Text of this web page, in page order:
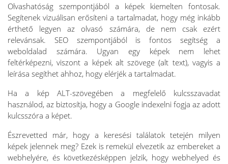
Olvashatóság szempontjából a képek kiemelten fontosak.
Segítenek vizuálisan erősíteni a tartalmadat, hogy még inkább
érthető legyen az olvasó számára, de nem csak ezért
relevánsak. SEO szempontjából is fontos segítség a
weboldalad számára. Ugyan egy képek nem lehet
feltérképezni, viszont a képek alt szövege (alt text), vagyis a
leírása segíthet ahhoz, hogy elérjék a tartalmadat.
Ha a kép ALT-szövegében a megfelelő kulcsszavadat
használod, az biztosítja, hogy a Google indexelni fogja az adott
kulcsszóra a képet.
Észrevetted már, hogy a keresési találatok tetején milyen
képek jelennek meg? Ezek is remekül elvezetik az embereket a
webhelyére, és következésképpen jelzik, hogy webhelyed és